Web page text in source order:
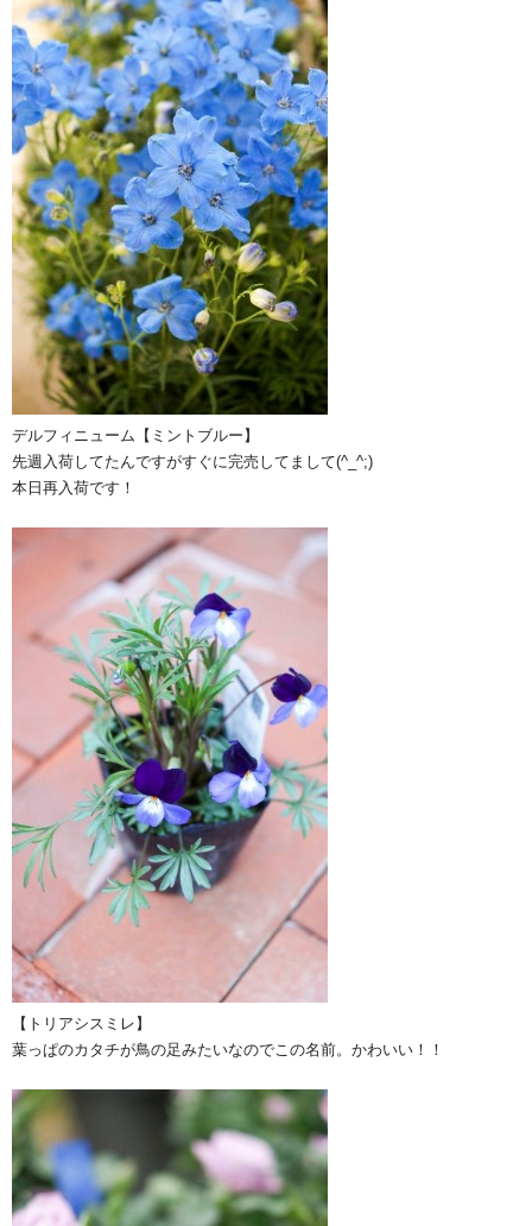
デルフィニューム【ミントブルー】
先週入荷してたんですがすぐに完売してまして(^_^;)
本日再入荷です！
【トリアシスミレ】
葉っぱのカタチが鳥の足みたいなのでこの名前。かわいい！！